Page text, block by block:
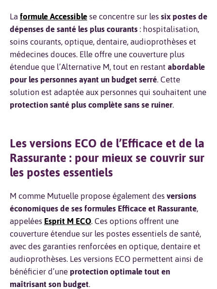
La formule Accessible se concentre sur les six postes de
dépenses de santé les plus courants : hospitalisation,
soins courants, optique, dentaire, audioprothèses et
médecines douces. Elle offre une couverture plus
étendue que l’Alternative M, tout en restant abordable
pour les personnes ayant un budget serré. Cette
solution est adaptée aux personnes qui souhaitent une
protection santé plus complète sans se ruiner.
Les versions ECO de l’Efficace et de la
Rassurante : pour mieux se couvrir sur
les postes essentiels
M comme Mutuelle propose également des versions
économiques de ses formules Efficace et Rassurante,
appelées Esprit M ECO. Ces options offrent une
couverture étendue sur les postes essentiels de santé,
avec des garanties renforcées en optique, dentaire et
audioprothèses. Les versions ECO permettent ainsi de
bénéficier d’une protection optimale tout en
maîtrisant son budget.